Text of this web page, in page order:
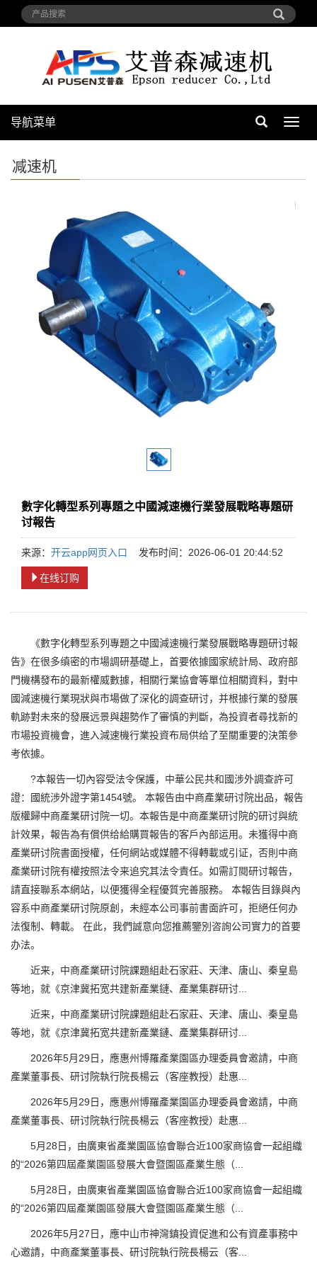
导
导航菜单
减速机
數字化轉型系列專題之中國減速機行業發展戰略專題研
讨報告
来源： 开云app网页入口 发布时间：2026-06-01 20:44:52
在线订购
《數字化轉型系列專題之中國減速機行業發展戰略專題研讨報
告》在很多缜密的市場調研基礎上，首要依據國家統計局、政府部
門機構發布的最新權威數據，相關行業協會等單位相關資料，對中
國減速機行業現狀與市場做了深化的調查研讨，并根據行業的發展
軌跡對未來的發展远景與趨勢作了審慎的判斷，為投資者尋找新的
市場投資機會，進入減速機行業投資布局供给了至關重要的決策參
考依據。
?本報告一切內容受法令保護，中華公民共和國涉外調查許可
證：國統涉外證字第1454號。 本報告由中商產業研讨院出品，報告
版權歸中商產業研讨院一切。本報告是中商產業研讨院的研讨與統
計效果，報告為有償供给給購買報告的客戶內部运用。未獲得中商
產業研讨院書面授權，任何網站或媒體不得轉載或引证，否則中商
產業研讨院有權按照法令来追究其法令責任。如需訂閱研讨報告，
請直接聯系本網站，以便獲得全程優質完善服務。 本報告目錄與內
容系中商產業研讨院原創，未經本公司事前書面許可，拒絕任何办
法復制、轉載。 在此，我們誠意向您推薦鑒別咨詢公司實力的首要
办法。
近来，中商產業研讨院課題組赴石家莊、天津、唐山、秦皇島
等地，就《京津冀拓宽共建新產業鏈、產業集群研讨...
近来，中商產業研讨院課題組赴石家莊、天津、唐山、秦皇島
等地，就《京津冀拓宽共建新產業鏈、產業集群研讨...
2026年5月29日，應惠州博羅產業園區办理委員會邀請，中商
產業董事長、研讨院執行院長楊云（客座教授）赴惠...
2026年5月29日，應惠州博羅產業園區办理委員會邀請，中商
產業董事長、研讨院執行院長楊云（客座教授）赴惠...
5月28日，由廣東省產業園區協會聯合近100家商協會一起組織
的“2026第四屆產業園區發展大會暨園區產業生態（...
5月28日，由廣東省產業園區協會聯合近100家商協會一起組織
的“2026第四屆產業園區發展大會暨園區產業生態（...
2026年5月27日，應中山市神灣鎮投資促進和公有資產事務中
心邀請，中商產業董事長、研讨院執行院長楊云（客...